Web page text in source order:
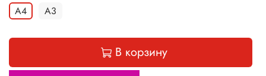
A4 A3
В корзину